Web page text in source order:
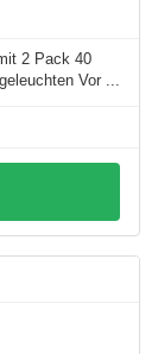
2 Pack 40
Vor ...